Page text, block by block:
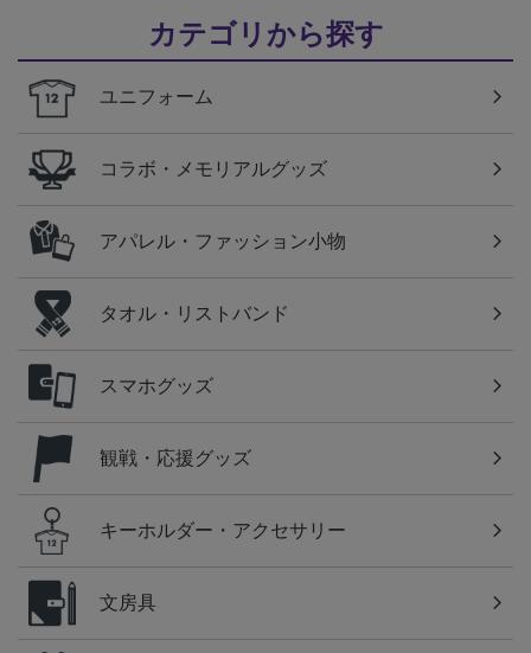
カテゴリから探す
ユニフォーム
コラボ・メモリアルグッズ
アパレル・ファッション小物
タオル・リストバンド
スマホグッズ
観戦・応援グッズ
キーホルダー・アクセサリー
文房具